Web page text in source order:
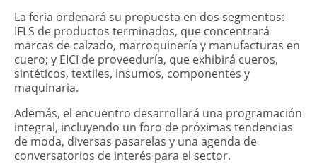
La feria ordenará su propuesta en dos segmentos:
IFLS de productos terminados, que concentrará
marcas de calzado, marroquinería y manufacturas en
cuero; y EICI de proveeduría, que exhibirá cueros,
sintéticos, textiles, insumos, componentes y
maquinaria.
Además, el encuentro desarrollará una programación
integral, incluyendo un foro de próximas tendencias
de moda, diversas pasarelas y una agenda de
conversatorios de interés para el sector.